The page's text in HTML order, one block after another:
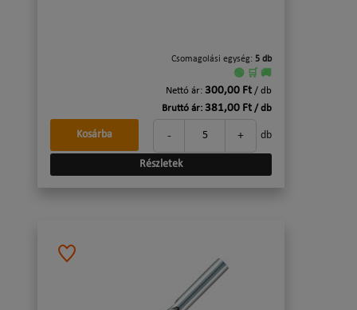
Csomagolási egység: 5 db
🟢 🛒 🚚
Nettó ár: 300,00 Ft / db
Bruttó ár: 381,00 Ft / db
- + db
Kosárba
Részletek